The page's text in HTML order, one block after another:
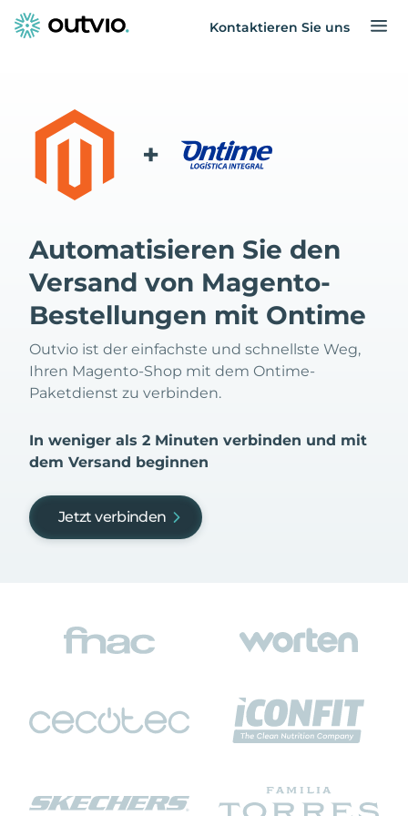
Kontaktieren Sie uns
+
Automatisieren Sie den
Versand von Magento-
Bestellungen mit Ontime
Outvio ist der einfachste und schnellste Weg,
Ihren Magento-Shop mit dem Ontime-
Paketdienst zu verbinden.
In weniger als 2 Minuten verbinden und mit
dem Versand beginnen
Jetzt verbinden